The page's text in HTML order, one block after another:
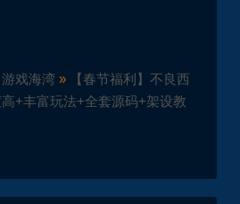
游戏海湾 »
【春节福利】不良西
+丰富玩法+全套源码+架设教